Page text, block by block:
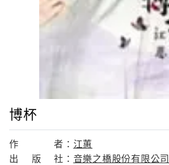
博杯
作 者： 江蕙
出
版 社： 音樂之橋股份有限公司